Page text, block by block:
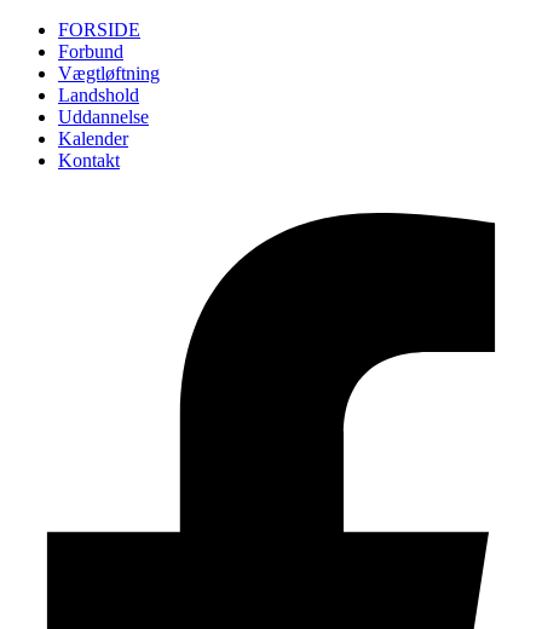
FORSIDE
Forbund
Vægtløftning
Landshold
Uddannelse
Kalender
Kontakt